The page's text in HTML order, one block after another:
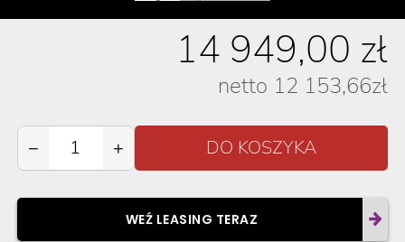
14 949,00 zł
netto 12 153,66zł
− +
WEŹ LEASING TERAZ